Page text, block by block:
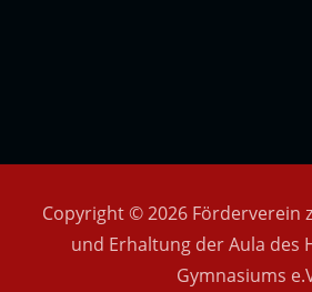
Copyright © 2026 Förderverein
und Erhaltung der Aula des
Gymnasiums